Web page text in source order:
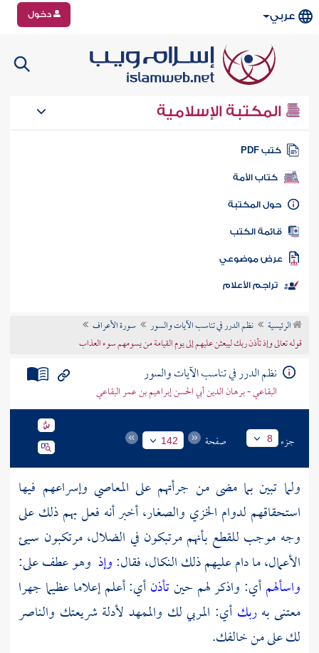
عربي دخول
المكتبة الإسلامية
كتب PDF
كتاب الأمة
المكتبة
الكتب
موضوعي
تراجم الأعلام
الرئيسية نظم الدرر في تناسب الآيات والسور
سورة الأعراف
قوله تعالى وإذ تأذن ربك ليبعثن عليهم إلى يوم القيامة من يسومهم سوء العذاب
نظم الدرر في تناسب الآيات والسور
البقاعي - برهان الدين أبي الحسن إبراهيم بن عمر البقاعي
جزء 8 صفحة 142
ولما تبين بما مضى من جرأتهم على المعاصي وإسراعهم فيها
استحقاقهم لدوام الخزي والصغار، أخبر أنه فعل بهم ذلك على
وجه موجب للقطع بأنهم مرتبكون في الضلال، مرتكبون سيئ
الأعمال، ما دام عليهم ذلك النكال، فقال:وإذ وهو عطف على:
واسألهمأي: واذكر لهم حينتأذنأي: أعلم إعلاما عظيما جهرا
معتنى بهربكأي: المربي لك والممهد لأدلة شريعتك والناصر
لك على من خالفك.